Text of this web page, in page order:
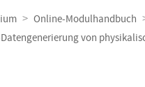
Online-Modulhandbuch
von